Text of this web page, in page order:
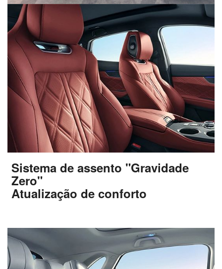
Sistema de assento "Gravidade
Zero"
Atualização de conforto